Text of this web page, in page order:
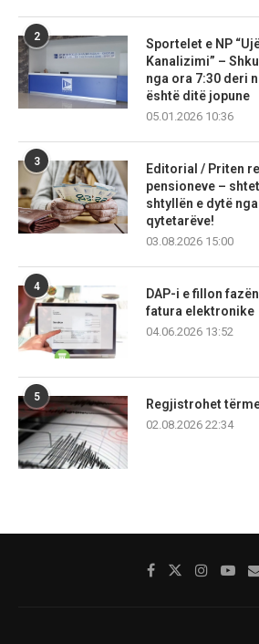
2
Sportelet e NP
Kanalizimi” –
nga ora 7:30 deri
është ditë jopune
05.01.2026 10:36
3
Editorial / Priten
pensioneve –
shtyllën e dytë
qytetarëve!
03.08.2026 15:00
4
DAP-i e fillon
fatura elektronike
04.06.2026 13:52
5
Regjistrohet
02.08.2026 22:34